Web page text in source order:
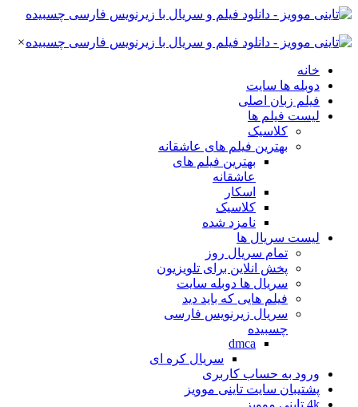
×
خانه
دوبله ها سایت
فیلم زبان اصلی
لیست فیلم ها
کلاسیک
بهترین فیلم های عاشقانه
بهترین فیلم های
عاشقانه
اسکار
کلاسیک
نامزد شده
لیست سریال ها
تمام سریال روز
پخش انلاین برای تلویزیون
سریال ها دوبله سایت
فیلم هایی که باید دید
سریال زیرنویس فارسی
چسبیده
dmca
سریال کره ای
ورود به حساب کاربری
پشتیبان سایت تاینی موویز
4k تاینی موویز